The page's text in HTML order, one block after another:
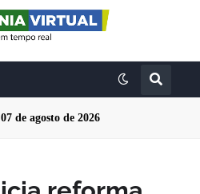
de agosto de 2026